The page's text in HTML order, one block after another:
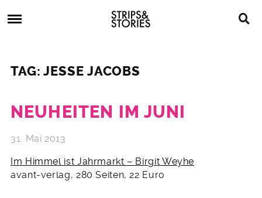
to
Strips
&
Stories
Comics,
TAG: JESSE JACOBS
NEUHEITEN IM JUNI
31. Mai 2013
Im Himmel ist Jahrmarkt – Birgit Weyhe
avant-verlag, 280 Seiten, 22 Euro